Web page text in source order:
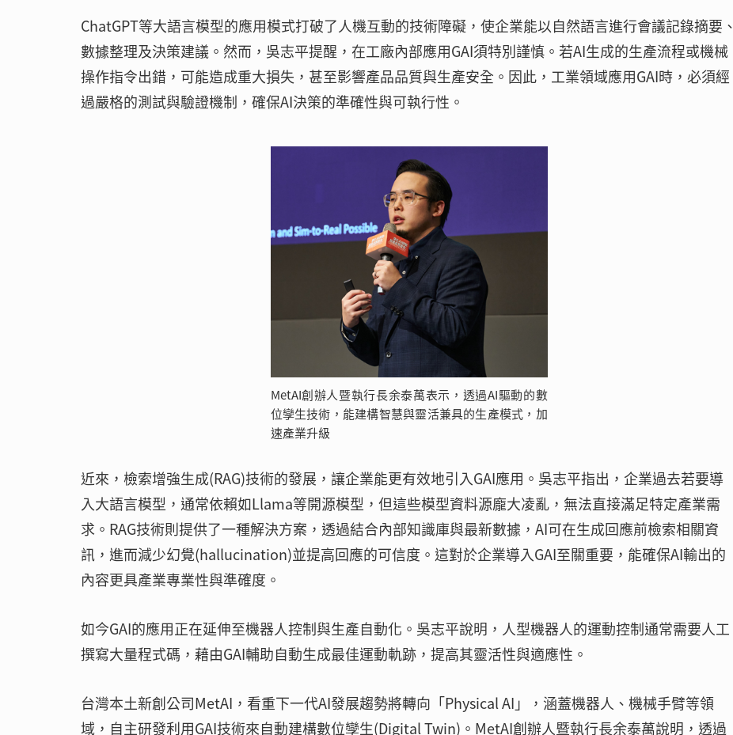
ChatGPT等大語言模型的應用模式打破了人機互動的技術障礙，使企業能以自然語言進行會議記錄摘要、
數據整理及決策建議。然而，吳志平提醒，在工廠內部應用GAI須特別謹慎。若AI生成的生產流程或機械
操作指令出錯，可能造成重大損失，甚至影響產品品質與生產安全。因此，工業領域應用GAI時，必須經
過嚴格的測試與驗證機制，確保AI決策的準確性與可執行性。
MetAI創辦人暨執行長余泰萬表示，透過AI驅動的數
位孿生技術，能建構智慧與靈活兼具的生產模式，加
速產業升級
近來，檢索增強生成(RAG)技術的發展，讓企業能更有效地引入GAI應用。吳志平指出，企業過去若要導
入大語言模型，通常依賴如Llama等開源模型，但這些模型資料源龐大凌亂，無法直接滿足特定產業需
求。RAG技術則提供了一種解決方案，透過結合內部知識庫與最新數據，AI可在生成回應前檢索相關資
訊，進而減少幻覺(hallucination)並提高回應的可信度。這對於企業導入GAI至關重要，能確保AI輸出的
內容更具產業專業性與準確度。
如今GAI的應用正在延伸至機器人控制與生產自動化。吳志平說明，人型機器人的運動控制通常需要人工
撰寫大量程式碼，藉由GAI輔助自動生成最佳運動軌跡，提高其靈活性與適應性。
台灣本土新創公司MetAI，看重下一代AI發展趨勢將轉向「Physical AI」，涵蓋機器人、機械手臂等領
域，自主研發利用GAI技術來自動建構數位孿生(Digital Twin)。MetAI創辦人暨執行長余泰萬說明，透過